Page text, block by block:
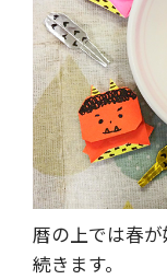
暦の上では春
続きます。